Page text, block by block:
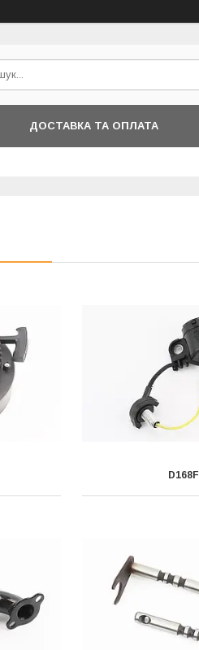
ДОСТАВКА ТА ОПЛАТА
D168F